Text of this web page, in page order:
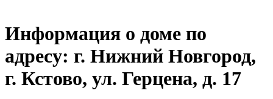
Информация о доме по
адресу: г. Нижний Новгород,
г. Кстово, ул. Герцена, д. 17